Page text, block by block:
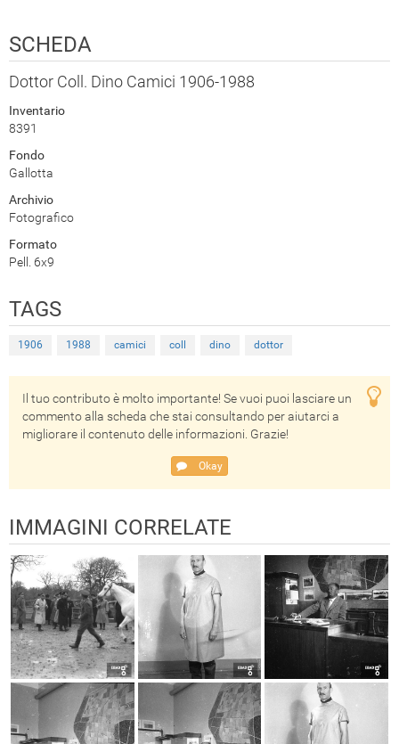
SCHEDA
Dottor Coll. Dino Camici 1906-1988
Inventario
8391
Fondo
Gallotta
Archivio
Fotografico
Formato
Pell. 6x9
TAGS
1906 1988 camici coll dino dottor
Il tuo contributo è molto importante! Se vuoi puoi lasciare un
commento alla scheda che stai consultando per aiutarci a
migliorare il contenuto delle informazioni. Grazie!
Okay
IMMAGINI CORRELATE